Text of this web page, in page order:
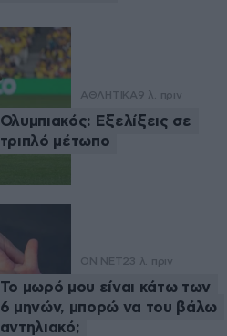
ΑΘΛΗΤΙΚΑ9 λ. πριν
Ολυμπιακός: Εξελίξεις σε
τριπλό μέτωπο
ON NET23 λ. πριν
Το μωρό μου είναι κάτω των
6 μηνών, μπορώ να του βάλω
αντηλιακό;